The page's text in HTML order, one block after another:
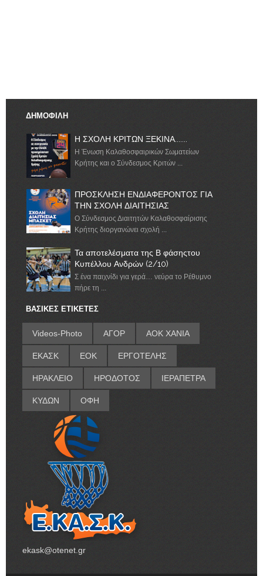
ΔΗΜΟΦΙΛΗ
Η ΣΧΟΛΗ ΚΡΙΤΩΝ ΞΕΚΙΝΑ.......
Η Ένωση Καλαθοσφαιρικών Σωματείων
Κρήτης και ο Σύνδεσμος Κριτών ...
ΠΡΟΣΚΛΗΣΗ ΕΝΔΙΑΦΕΡΟΝΤΟΣ ΓΙΑ
ΤΗΝ ΣΧΟΛΗ ΔΙΑΙΤΗΣΙΑΣ
Ο Σύνδεσμος Διαιτητών Καλαθοσφαίρισης
Κρήτης διοργανώνει σχολή ...
Τα αποτελέσματα της Β φάσηςτου
Κυπέλλου Ανδρών (2/10)
Σ ένα παιχνίδι για γερά… νεύρα το Ρέθυμνο
πήρε τη ...
ΒΑΣΙΚΕΣ ΕΤΙΚΕΤΕΣ
Videos-Photo ΑΓΟΡ ΑΟΚ ΧΑΝΙΑ
ΕΚΑΣΚ ΕΟΚ ΕΡΓΟΤΕΛΗΣ
ΗΡΑΚΛΕΙΟ ΗΡΟΔΟΤΟΣ ΙΕΡΑΠΕΤΡΑ
ΚΥΔΩΝ ΟΦΗ
ekask@otenet.gr